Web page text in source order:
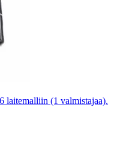
laitemalliin (1 valmistajaa).